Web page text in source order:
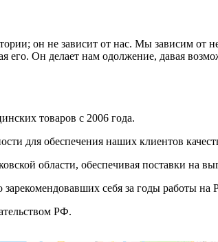
он не зависит от нас. Мы зависим
Он делает нам одолжение, давая
товаров с 2006 года.
для обеспечения наших клиентов
области, обеспечивая поставки на
себя за годы работы на
РФ.